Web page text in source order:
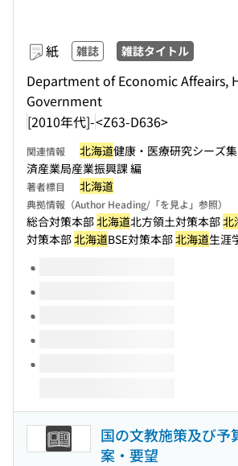
紙 雑誌 雑誌タイトル
Department of Economic Affeairs,
Government
[2010年代]-<Z63-D636>
関連情報 北海道健康・医療研究シーズ
済産業局産業振興課 編
著者標目 北海道
典拠情報（Author Heading/「を見よ」参照）
総合対策本部北海道北方領土対策本部北
対策本部北海道BSE対策本部北海道生涯
このタイトルの巻号
国の文教施策及び予
案・要望